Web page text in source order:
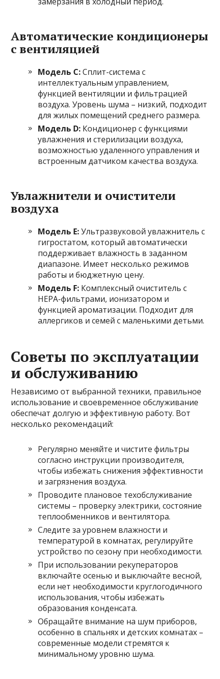
Автоматические кондиционеры
с вентиляцией
Модель С:Сплит-система с
интеллектуальным управлением,
функцией вентиляции и фильтрацией
воздуха. Уровень шума – низкий, подходит
для жилых помещений среднего размера.
Модель D: Кондиционер с функциями
увлажнения и стерилизации воздуха,
возможностью удаленного управления и
встроенным датчиком качества воздуха.
Увлажнители и очистители
воздуха
Модель Е:Ультразвуковой увлажнитель с
гигростатом, который автоматически
поддерживает влажность в заданном
диапазоне. Имеет несколько режимов
работы и бюджетную цену.
Модель F: Комплексный очиститель с
HEPA-фильтрами, ионизатором и
функцией ароматизации. Подходит для
аллергиков и семей с маленькими детьми.
Советы по эксплуатации
и обслуживанию
Независимо от выбранной техники, правильное
использование и своевременное обслуживание
обеспечат долгую и эффективную работу. Вот
несколько рекомендаций:
Регулярно меняйте и чистите фильтры
согласно инструкции производителя,
чтобы избежать снижения эффективности
и загрязнения воздуха.
Проводите плановое техобслуживание
системы – проверку электрики, состояние
теплообменников и вентилятора.
Следите за уровнем влажности и
температурой в комнатах, регулируйте
устройство по сезону при необходимости.
При использовании рекуператоров
включайте осенью и выключайте весной,
если нет необходимости круглогодичного
использования, чтобы избежать
образования конденсата.
Обращайте внимание на шум приборов,
особенно в спальнях и детских комнатах –
современные модели стремятся к
минимальному уровню шума.